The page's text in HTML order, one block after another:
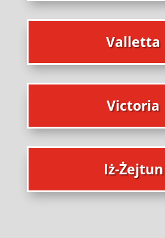
Valletta
Victoria
Iż-Żejtun